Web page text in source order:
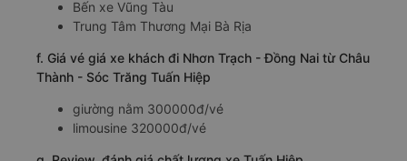
Bến xe Vũng Tàu
Trung Tâm Thương Mại Bà Rịa
f. Giá vé giá xe khách đi Nhơn Trạch - Đồng Nai từ Châu
Thành - Sóc Trăng Tuấn Hiệp
giường nằm 300000đ/vé
limousine 320000đ/vé